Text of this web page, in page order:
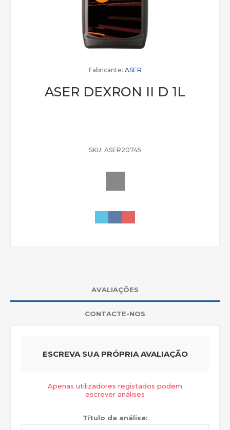
Fabricante: ASER
ASER DEXRON II D 1L
SKU: ASER20745
AVALIAÇÕES
CONTACTE-NOS
ESCREVA SUA PRÓPRIA AVALIAÇÃO
Apenas utilizadores registados podem
escrever análises
Título da análise: